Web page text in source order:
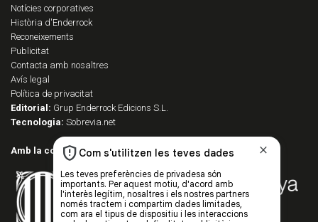
Notícies corporatives
Història d'Enderrock
Reconeixements
Publicitat
Contacta amb nosaltres
Avís legal
Política de privacitat
Editorial: Grup Enderrock Edicions S.L.
Tecnologia: Sobrevia.net
Amb la col·laboració de: